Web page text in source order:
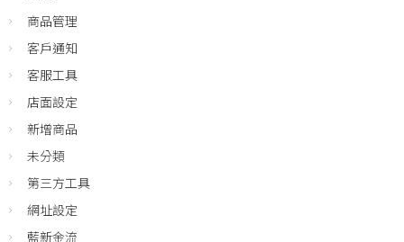
商品管理
客戶通知
客服工具
店面設定
新增商品
未分類
第三方工具
網址設定
藍新金流